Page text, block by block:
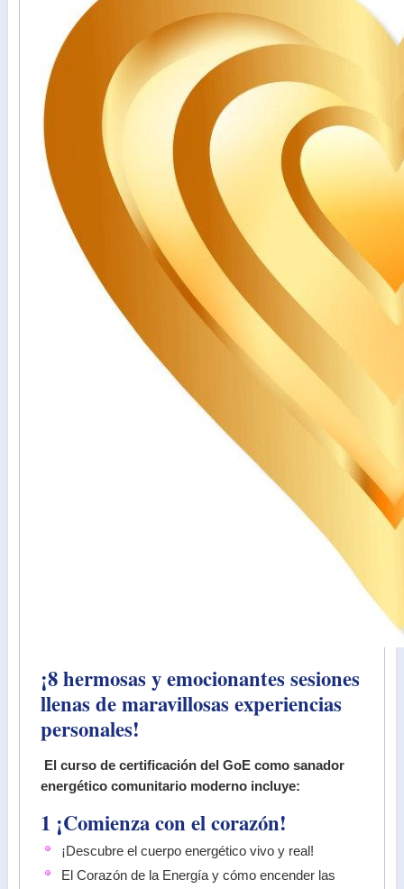
¡8 hermosas y emocionantes sesiones
llenas de maravillosas experiencias
personales!
El curso de certificación del GoE como sanador
energético comunitario moderno incluye:
1 ¡Comienza con el corazón!
¡Descubre el cuerpo energético vivo y real!
El Corazón de la Energía y cómo encender las